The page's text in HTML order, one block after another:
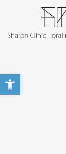
פתח